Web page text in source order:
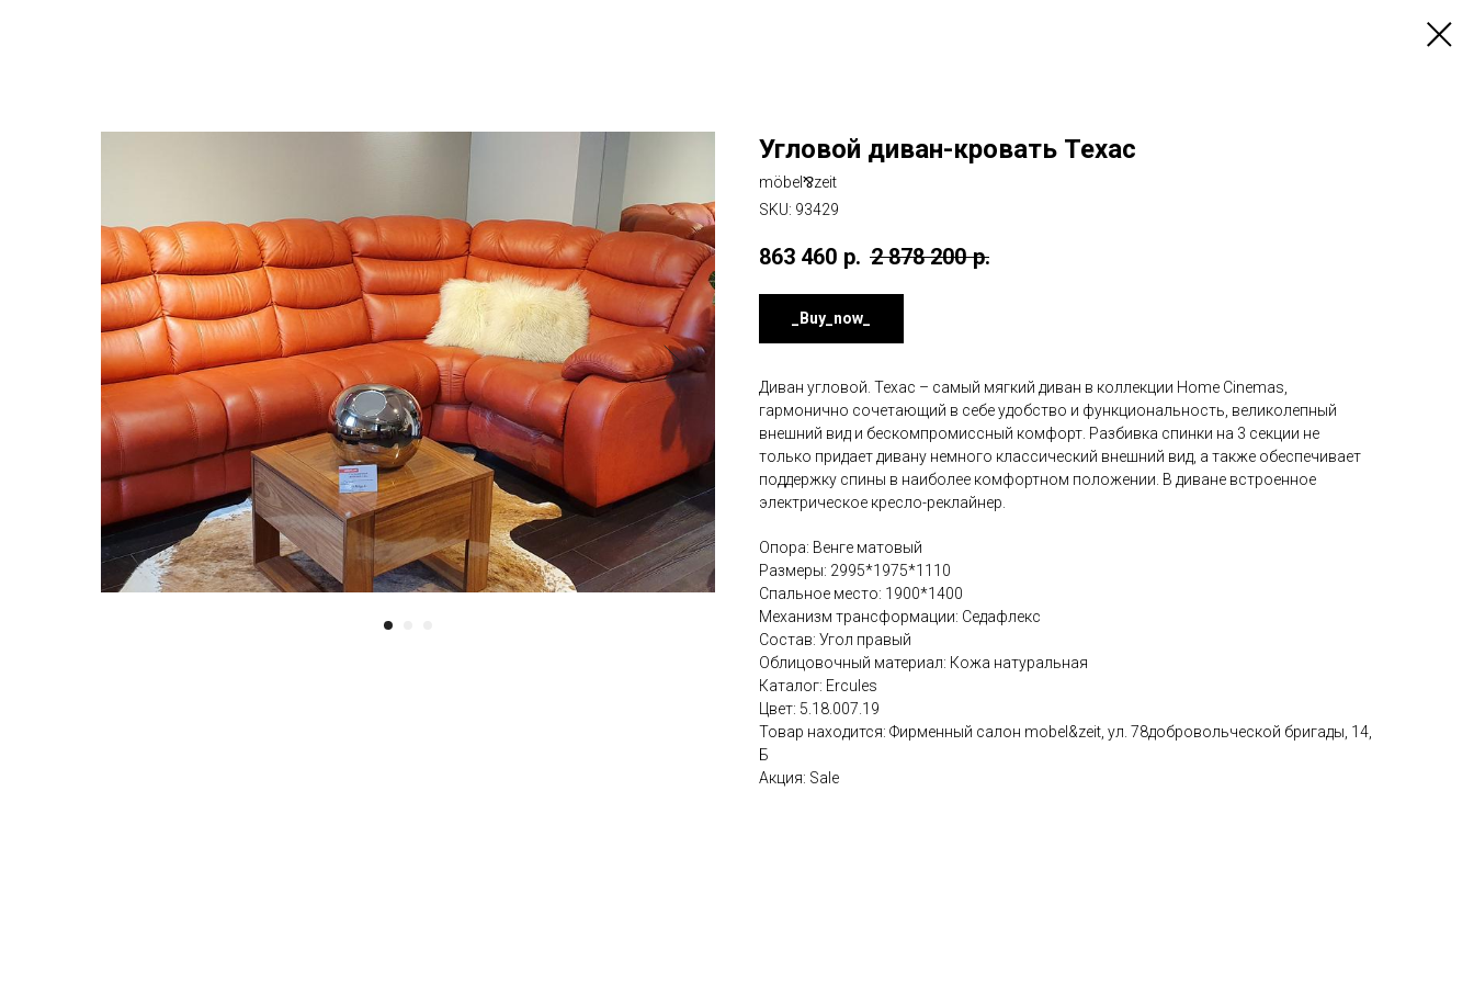
Угловой диван-кровать Техас
möbel⅋zeit
SKU: 93429
863 460 р. 2 878 200 р.
_Buy_now_
Диван угловой. Техас – самый мягкий диван в коллекции Home Cinemas,
гармонично сочетающий в себе удобство и функциональность, великолепный
внешний вид и бескомпромиссный комфорт. Разбивка спинки на 3 секции не
только придает дивану немного классический внешний вид, а также обеспечивает
поддержку спины в наиболее комфортном положении. В диване встроенное
электрическое кресло-реклайнер.
Опора: Венге матовый
Размеры: 2995*1975*1110
Спальное место: 1900*1400
Механизм трансформации: Седафлекс
Состав: Угол правый
Облицовочный материал: Кожа натуральная
Каталог: Ercules
Цвет: 5.18.007.19
Товар находится: Фирменный салон mobel&zeit, ул. 78добровольческой бригады, 14,
Б
Акция: Sale